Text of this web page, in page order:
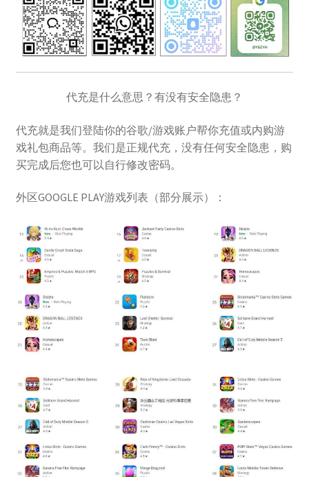
账号驿站
购物车
软件游戏内购
代充是什么意思？有没有安全隐患？
代充就是我们登陆你的谷歌/游戏账户帮你充值或内购游
戏礼包商品等。我们是正规代充，没有任何安全隐患，购
买完成后您也可以自行修改密码。
外区GOOGLE PLAY游戏列表（部分展示）：